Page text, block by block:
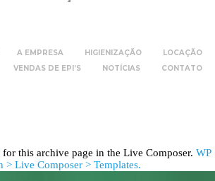
A EMPRESA HIGIENIZAÇÃO
LOCAÇÃO
VENDAS DE EPI’S
NOTÍCIAS CONTATO
for this archive page in the Live Composer. WP
> Live Composer > Templates.